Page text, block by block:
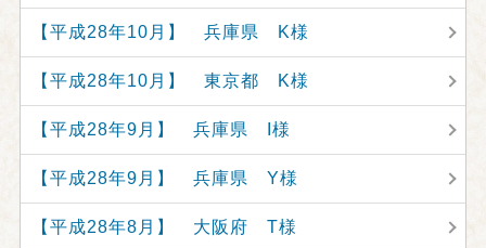
【平成28年10月】 兵庫県 K様
【平成28年10月】 東京都 K様
【平成28年9月】 兵庫県 I様
【平成28年9月】 兵庫県 Y様
【平成28年8月】 大阪府 T様